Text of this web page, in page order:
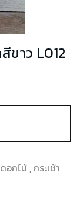
าว L012
อกไม้ กระเช้า